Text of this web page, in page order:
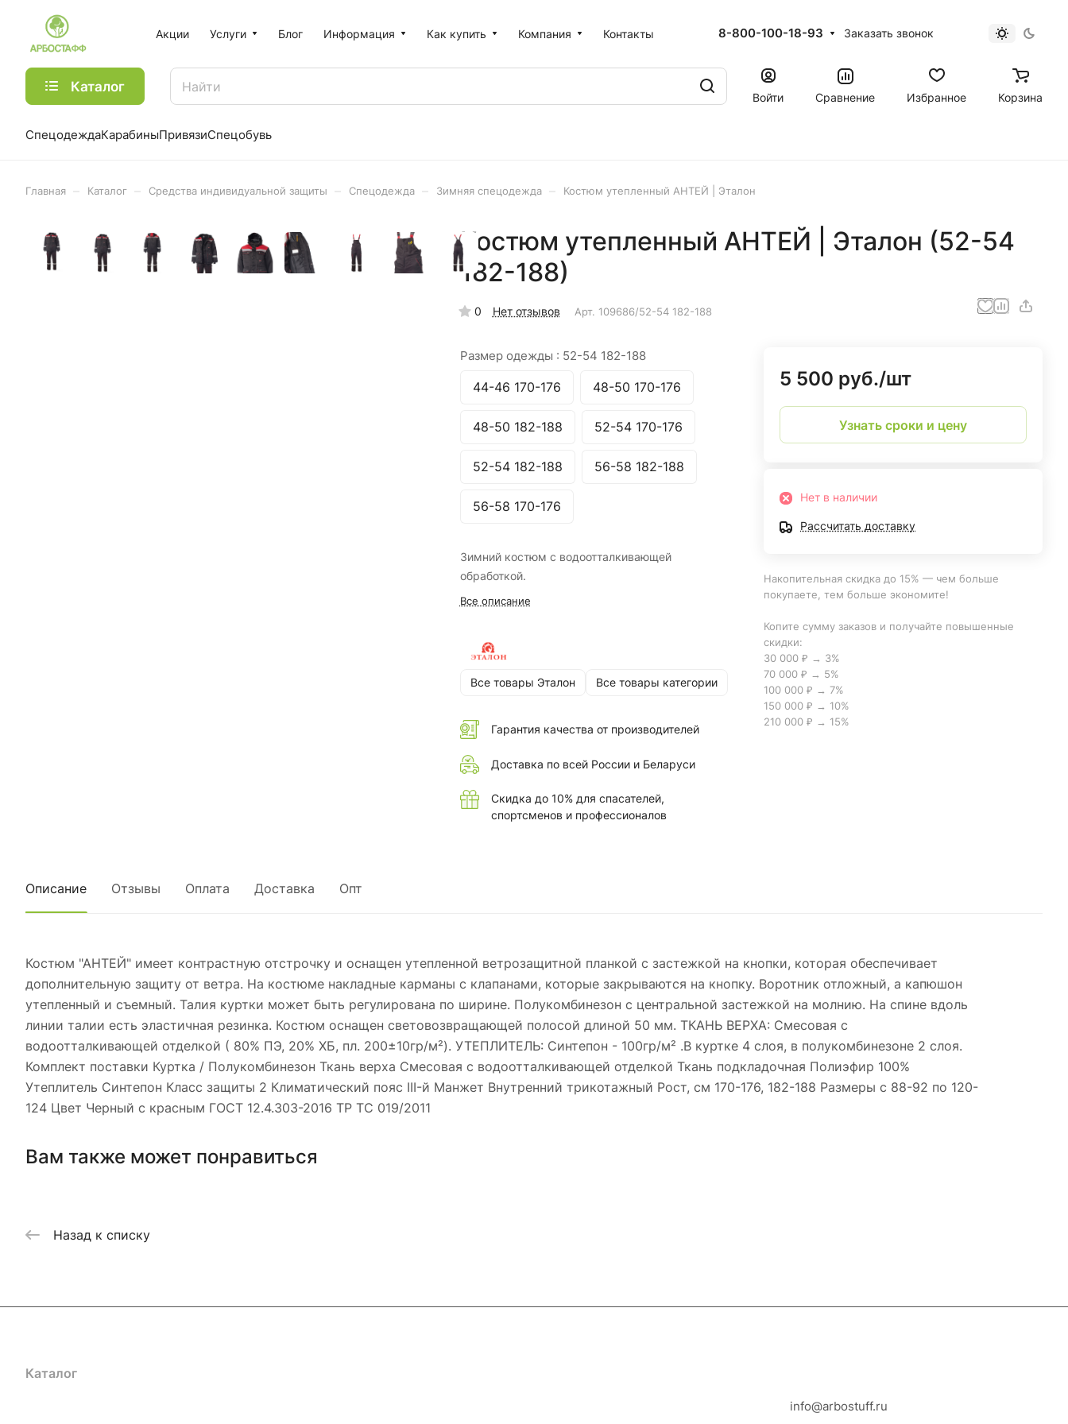
Акции Услуги Блог Информация Как купить Компания Контакты 8-800-100-18-93 Заказать звонок
Каталог
Войти Сравнение Избранное Корзина
СпецодеждаКарабиныПривязиСпецобувь
Главная Каталог Средства индивидуальной защиты Спецодежда Зимняя спецодежда Костюм утепленный АНТЕЙ | Эталон
Костюм утепленный АНТЕЙ | Эталон (52-54
182-188)
0 Нет отзывов Арт. 109686/52-54 182-188
Размер одежды : 52-54 182-188
44-46 170-176 48-50 170-176
48-50 182-188 52-54 170-176
52-54 182-188 56-58 182-188
56-58 170-176
Зимний костюм с водоотталкивающей
обработкой.
Все описание
Все товары Эталон Все товары категории
Гарантия качества от производителей
Доставка по всей России и Беларуси
Скидка до 10% для спасателей,
спортсменов и профессионалов
5 500 руб./шт
Узнать сроки и цену
Нет в наличии
Рассчитать доставку
Накопительная скидка до 15% — чем больше
покупаете, тем больше экономите!
Копите сумму заказов и получайте повышенные
скидки:
30 000 ₽ → 3%
70 000 ₽ → 5%
100 000 ₽ → 7%
150 000 ₽ → 10%
210 000 ₽ → 15%
Описание Отзывы Оплата Доставка Опт
Костюм "АНТЕЙ" имеет контрастную отстрочку и оснащен утепленной ветрозащитной планкой с застежкой на кнопки, которая обеспечивает
дополнительную защиту от ветра. На костюме накладные карманы с клапанами, которые закрываются на кнопку. Воротник отложный, а капюшон
утепленный и съемный. Талия куртки может быть регулирована по ширине. Полукомбинезон с центральной застежкой на молнию. На спине вдоль
линии талии есть эластичная резинка. Костюм оснащен световозвращающей полосой длиной 50 мм. ТКАНЬ ВЕРХА: Смесовая с
водоотталкивающей отделкой ( 80% ПЭ, 20% ХБ, пл. 200±10гр/м²). УТЕПЛИТЕЛЬ: Синтепон - 100гр/м² .В куртке 4 слоя, в полукомбинезоне 2 слоя.
Комплект поставки Куртка / Полукомбинезон Ткань верха Смесовая с водоотталкивающей отделкой Ткань подкладочная Полиэфир 100%
Утеплитель Синтепон Класс защиты 2 Климатический пояс III-й Манжет Внутренний трикотажный Рост, см 170-176, 182-188 Размеры с 88-92 по 120-
124 Цвет Черный с красным ГОСТ 12.4.303-2016 ТР ТС 019/2011
Вам также может понравиться
Назад к списку
Каталог
info@arbostuff.ru